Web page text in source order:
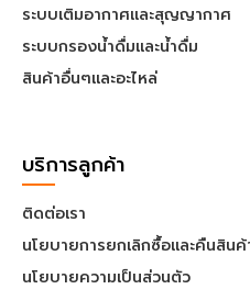
ระบบเติมอากาศและสุญญากาศ
ระบบกรองน้ำดื่มและน้ำดื่ม
สินค้าอื่นๆและอะไหล่
บริการลูกค้า
ติดต่อเรา
นโยบายการยกเลิกซื้อและคืนสินค้
นโยบายความเป็นส่วนตัว